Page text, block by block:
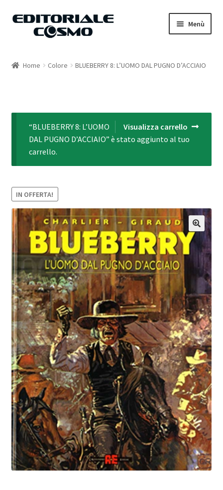
Vai
Vai
Menù
Il mio account
Home Colore BLUEBERRY 8: L’UOMO DAL PUGNO D’ACCIAIO
Visualizza carrello
“BLUEBERRY 8: L’UOMO
DAL PUGNO D’ACCIAIO” è stato aggiunto al tuo
carrello.
IN OFFERTA!